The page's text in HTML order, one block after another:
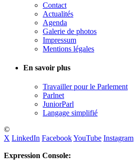
Contact
Actualités
Agenda
Galerie de photos
Impressum
Mentions légales
En savoir plus
Travailler pour le Parlement
Parlnet
JuniorParl
Langage simplifié
©
X LinkedIn FacebookYouTube Instagram
Expression Console: